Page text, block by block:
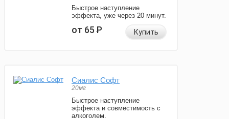
Быстрое наступление
эффекта, уже через 20 минут.
от 65Р Купить
Сиалис Софт
20мг
Быстрое наступление
эффекта и совместимость с
алкоголем.